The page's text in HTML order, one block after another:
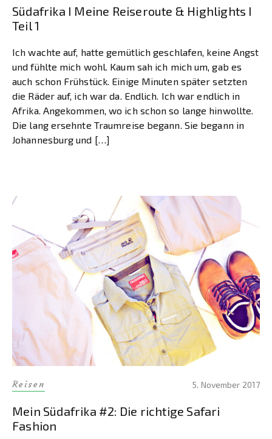
Südafrika I Meine Reiseroute & Highlights I
Teil 1
Ich wachte auf, hatte gemütlich geschlafen, keine Angst
und fühlte mich wohl. Kaum sah ich mich um, gab es
auch schon Frühstück. Einige Minuten später setzten
die Räder auf, ich war da. Endlich. Ich war endlich in
Afrika. Angekommen, wo ich schon so lange hinwollte.
Die lang ersehnte Traumreise begann. Sie begann in
Johannesburg und […]
Reisen 5. November 2017
Mein Südafrika #2: Die richtige Safari
Fashion